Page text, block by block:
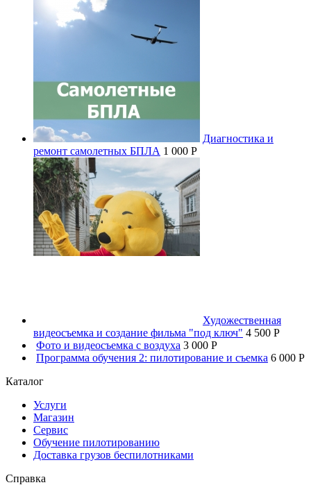
Диагностика и
ремонт самолетных БПЛА 1 000 P
Художественная
видеосъемка и создание фильма "под ключ" 4 500 P
Фото и видеосъемка с воздуха 3 000 P
Программа обучения 2: пилотирование и съемка 6 000 P
Каталог
Услуги
Магазин
Сервис
Обучение пилотированию
Доставка грузов беспилотниками
Справка